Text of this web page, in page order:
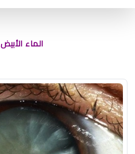
الماء الأبيض